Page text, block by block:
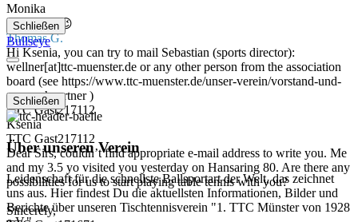
Monika
Hallihallo 😉
Thomas G.
Hi Ksenia, you can try to mail Sebastian (sports director):
wellner[at]ttc-muenster.de or any other person from the association
board (see https://www.ttc-muenster.de/unser-verein/vorstand-und-
ansprechpartner )
TTC Gast217112
Ksenia
TTC Gast217112
Dear Sirs, couldn’t find appropriate e-mail address to write you. Me
and my 3.5 yo visited you yesterday on Hansaring 80. Are there any
possibilities for us to start playing table tennis with you?
Sincerely,
Schließen
Bullseye
Schließen
Über unseren Verein
Leidenschaft für die schnellste Ballsportart der Welt, das zeichnet
uns aus. Hier findest Du die aktuellsten Informationen, Bilder und
Berichte über unseren Tischtennisverein "1. TTC Münster von 1928